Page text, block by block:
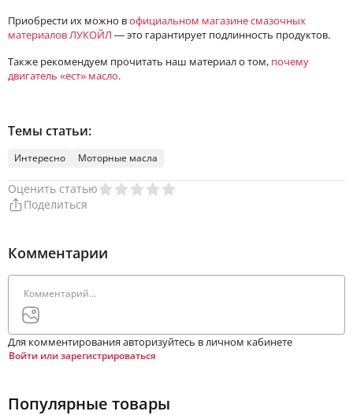
Приобрести их можно вофициальном магазине смазочных
материалов ЛУКОЙЛ — это гарантирует подлинность продуктов.
Также рекомендуем прочитать наш материал о том, почему
двигатель «ест» масло.
Темы статьи:
Интересно Моторные масла
Оценить статью
Поделиться
Комментарии
Для комментирования авторизуйтесь в личном кабинете
Войти или зарегистрироваться
Популярные товары